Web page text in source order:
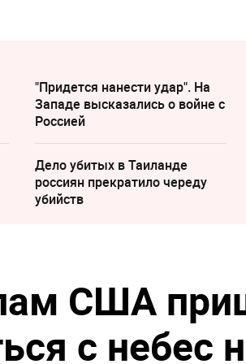
"Придется нанести удар". На
Западе высказались о войне с
Россией
Дело убитых в Таиланде
россиян прекратило череду
убийств
США
с небес